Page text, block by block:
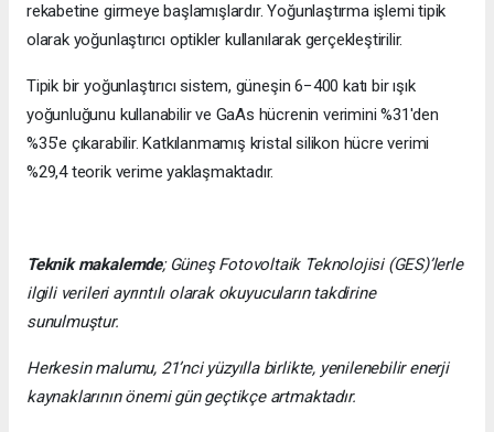
rekabetine girmeye başlamışlardır. Yoğunlaştırma işlemi tipik
olarak yoğunlaştırıcı optikler kullanılarak gerçekleştirilir.
Tipik bir yoğunlaştırıcı sistem, güneşin 6−400 katı bir ışık
yoğunluğunu kullanabilir ve GaAs hücrenin verimini %31'den
%35'e çıkarabilir. Katkılanmamış kristal silikon hücre verimi
%29,4 teorik verime yaklaşmaktadır.
Teknik makalemde; Güneş Fotovoltaik Teknolojisi (GES)’lerle
ilgili verileri ayrıntılı olarak okuyucuların takdirine
sunulmuştur.
Herkesin malumu, 21’nci yüzyılla birlikte, yenilenebilir enerji
kaynaklarının önemi gün geçtikçe artmaktadır.